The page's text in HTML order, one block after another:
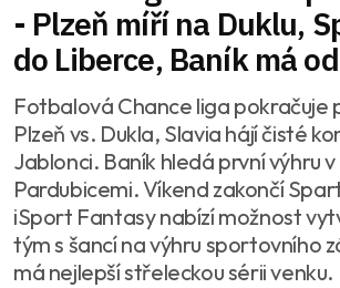
- Plzeň míří na Duklu,
do Liberce, Baník má
Fotbalová Chance liga pokračuje
Plzeň vs. Dukla, Slavia hájí čisté
Jablonci. Baník hledá první výhru v
Pardubicemi. Víkend zakončí
iSport Fantasy nabízí možnost
tým s šancí na výhru sportovního
má nejlepší střeleckou sérii venku.